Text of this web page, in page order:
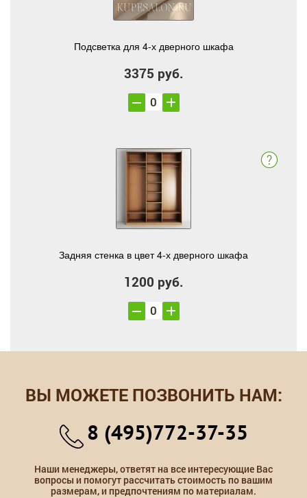
Подсветка для 4-х дверного шкафа
3375 руб.
Задняя стенка в цвет 4-х дверного шкафа
1200 руб.
ВЫ МОЖЕТЕ ПОЗВОНИТЬ НАМ:
8 (495)772-37-35
Наши менеджеры, ответят на все интересующие Вас
вопросы и помогут рассчитать стоимость по вашим
размерам, и предпочтениям по материалам.